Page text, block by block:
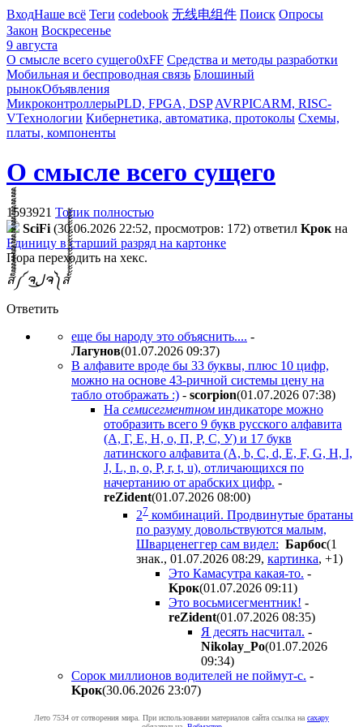
ВходНаше всё Теги codebook 无线电组件 Поиск Опросы
Закон Воскресенье
9 августа
О смысле всего сущего0xFF Средства и методы разработки
Мобильная и беспроводная связь Блошиный
рынокОбъявления
МикроконтроллерыPLD, FPGA, DSP AVRPICARM, RISC-
VТехнологии Кибернетика, автоматика, протоколы Схемы,
платы, компоненты
О смысле всего сущего
1593921 Топик полностью
SciFi (30.06.2026 22:52, просмотров: 172) ответил Kpoк на
Единицу в старший разряд на картонке
Пора переходить на хекс.
ส็็็็็็็็็็็็็็็็็็็็็็็็็༼ ຈل͜ຈ༽ส้้้้้้้้้้้้้้้้้้้้้้้
Ответить
еще бы народу это объяснить.... -
Лaгyнoв(01.07.2026 09:37)
В алфавите вроде бы 33 буквы, плюс 10 цифр,
можно на основе 43-ричной системы цену на
табло отображать :) - scorpion(01.07.2026 07:38)
На семисегментном индикаторе можно
отобразить всего 9 букв русского алфавита
(А, Г, Е, Н, о, П, Р, С, У) и 17 букв
латинского алфавита (A, b, C, d, E, F, G, H, I,
J, L, n, o, P, r, t, u), отличающихся по
начертанию от арабских цифр. -
reZident(01.07.2026 08:00)
27 комбинаций. Продвинутые братаны
по разуму довольствуются малым,
Шварценеггер сам видел: Бapбoc(1
знак., 01.07.2026 08:29, картинка, +1)
Это Камасутра какая-то. -
Kpoк(01.07.2026 09:11)
Это восьмисегментник! -
reZident(01.07.2026 08:35)
Я десять насчитал. -
Nikolay_Po(01.07.2026
09:34)
Сорок миллионов водителей не поймут-с. -
Kpoк(30.06.2026 23:07)
Лето 7534 от сотворения мира. При использовании материалов сайта ссылка на caxapу